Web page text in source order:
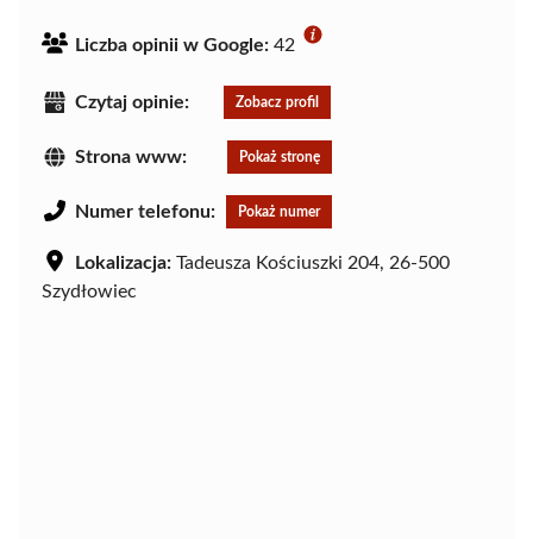
Liczba opinii w Google: 42
Czytaj opinie: Zobacz profil
Strona www: Pokaż stronę
Numer telefonu: Pokaż numer
Lokalizacja: Tadeusza Kościuszki 204, 26-500
Szydłowiec